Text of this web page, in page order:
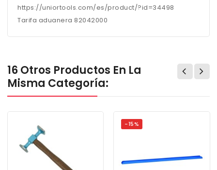
https://uniortools.com/es/product/?id=34498
Tarifa aduanera 82042000
16 Otros Productos En La
Misma Categoría:
-15%